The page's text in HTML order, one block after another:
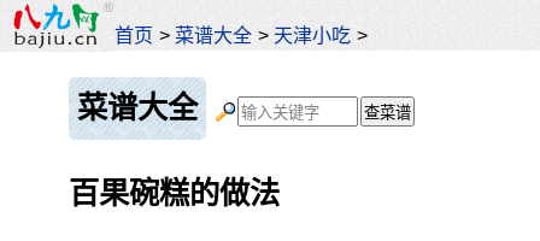
首页 > 菜谱大全 > 天津小吃 >
菜谱大全
百果碗糕的做法